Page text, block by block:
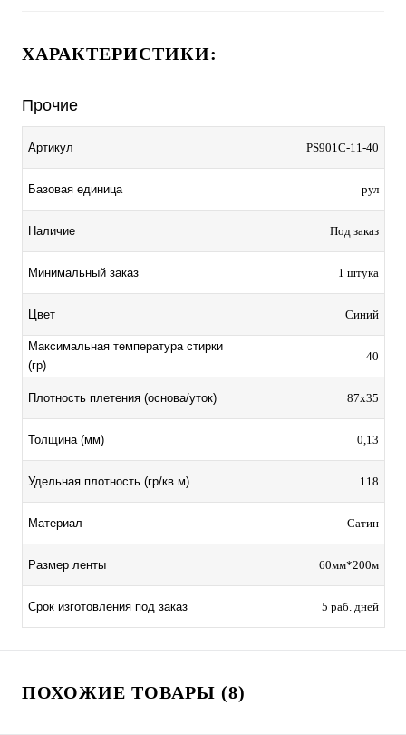
ХАРАКТЕРИСТИКИ:
Прочие
Артикул PS901C-11-40
Базовая единица рул
Наличие Под заказ
Минимальный заказ 1 штука
Цвет Синий
Максимальная температура стирки
(гр)
40
Плотность плетения (основа/уток) 87х35
Толщина (мм) 0,13
Удельная плотность (гр/кв.м) 118
Материал Сатин
Размер ленты 60мм*200м
Срок изготовления под заказ 5 раб. дней
ПОХОЖИЕ ТОВАРЫ (8)